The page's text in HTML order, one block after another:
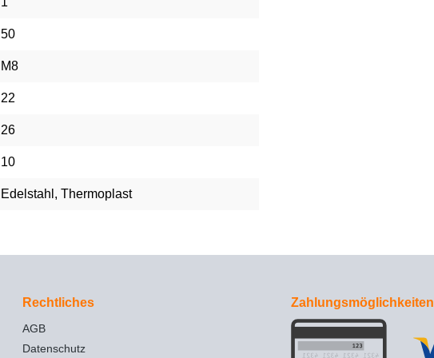
50
M8
22
26
10
Edelstahl , Thermoplast
Rechtliches
AGB
Datenschutz
Zahlungsmöglichkeiten